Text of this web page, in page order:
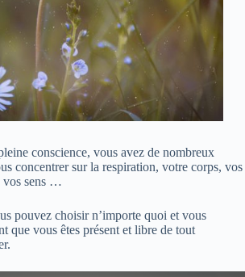
conscience, vous avez de nombreux
concentrer sur la respiration, votre corps, vos
vos sens …
pouvez choisir n’importe quoi et vous
que vous êtes présent et libre de tout